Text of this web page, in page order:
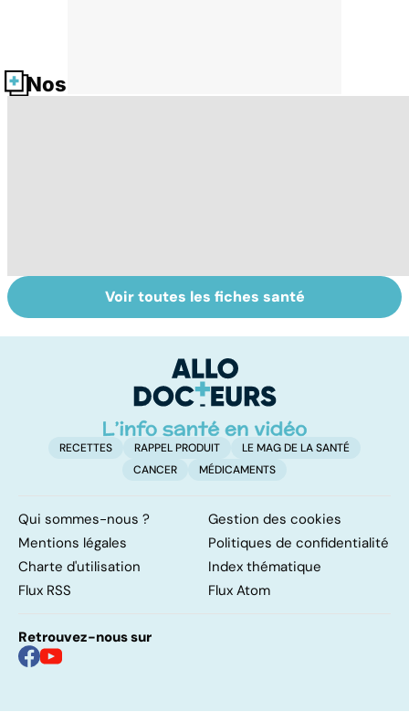
Nos fiches santé
Soins dentaires :
on n'arrête pas le
Dentiers : quand
la vie retrouve
Voir toutes les fiches santé
RECETTES RAPPEL PRODUIT
LE MAG DE LA SANTÉ
CANCER
MÉDICAMENTS
Qui sommes-nous ?
Gestion des cookies
Mentions légales
Politiques de confidentialité
Charte d'utilisation
Index thématique
Flux RSS
Flux Atom
Retrouvez-nous sur